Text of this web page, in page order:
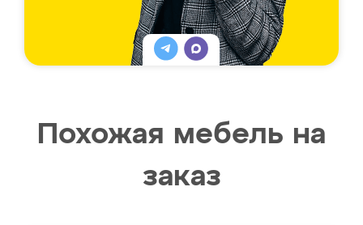
Похожая мебель на
заказ